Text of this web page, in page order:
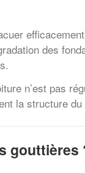
des
n’est pas
la structure du
gouttières